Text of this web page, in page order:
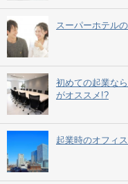
スーパーホテル
初めての起業な
がオススメ!?
起業時のオフィ